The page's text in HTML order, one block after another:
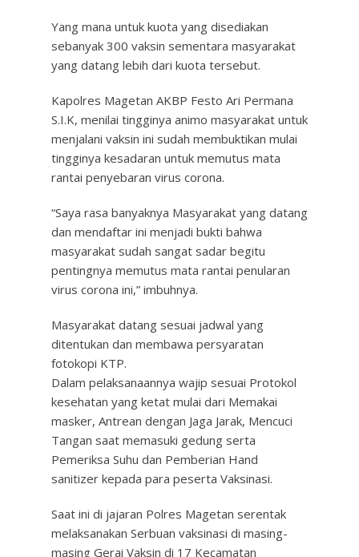
Yang mana untuk kuota yang disediakan
sebanyak 300 vaksin sementara masyarakat
yang datang lebih dari kuota tersebut.
Kapolres Magetan AKBP Festo Ari Permana
S.I.K, menilai tingginya animo masyarakat untuk
menjalani vaksin ini sudah membuktikan mulai
tingginya kesadaran untuk memutus mata
rantai penyebaran virus corona.
“Saya rasa banyaknya Masyarakat yang datang
dan mendaftar ini menjadi bukti bahwa
masyarakat sudah sangat sadar begitu
pentingnya memutus mata rantai penularan
virus corona ini,” imbuhnya.
Masyarakat datang sesuai jadwal yang
ditentukan dan membawa persyaratan
fotokopi KTP.
Dalam pelaksanaannya wajip sesuai Protokol
kesehatan yang ketat mulai dari Memakai
masker, Antrean dengan Jaga Jarak, Mencuci
Tangan saat memasuki gedung serta
Pemeriksa Suhu dan Pemberian Hand
sanitizer kepada para peserta Vaksinasi.
Saat ini di jajaran Polres Magetan serentak
melaksanakan Serbuan vaksinasi di masing-
masing Gerai Vaksin di 17 Kecamatan